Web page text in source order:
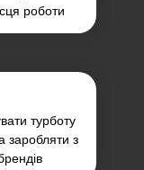
роботи
турботу
заробляти з